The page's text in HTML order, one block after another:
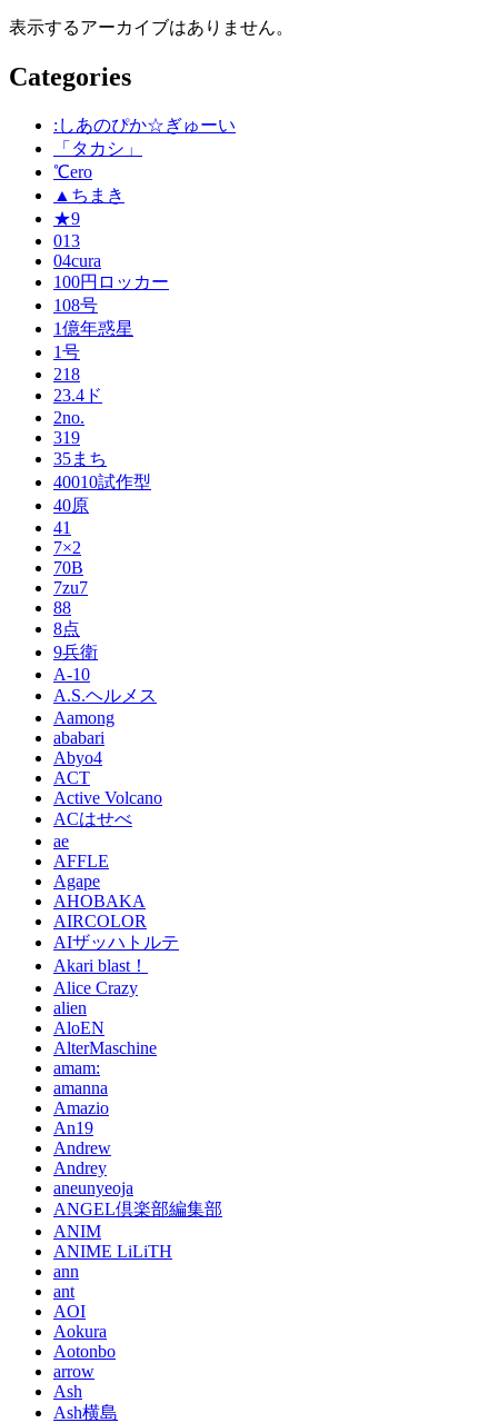
表示するアーカイブはありません。
Categories
:しあのぴか☆ぎゅーい
「タカシ」
℃ero
▲ちまき
★9
013
04cura
100円ロッカー
108号
1億年惑星
1号
218
23.4ド
2no.
319
35まち
40010試作型
40原
41
7×2
70B
7zu7
88
8点
9兵衛
A-10
A.S.ヘルメス
Aamong
ababari
Abyo4
ACT
Active Volcano
ACはせべ
ae
AFFLE
Agape
AHOBAKA
AIRCOLOR
AIザッハトルテ
Akari blast！
Alice Crazy
alien
AloEN
AlterMaschine
amam:
amanna
Amazio
An19
Andrew
Andrey
aneunyeoja
ANGEL倶楽部編集部
ANIM
ANIME LiLiTH
ann
ant
AOI
Aokura
Aotonbo
arrow
Ash
Ash横島